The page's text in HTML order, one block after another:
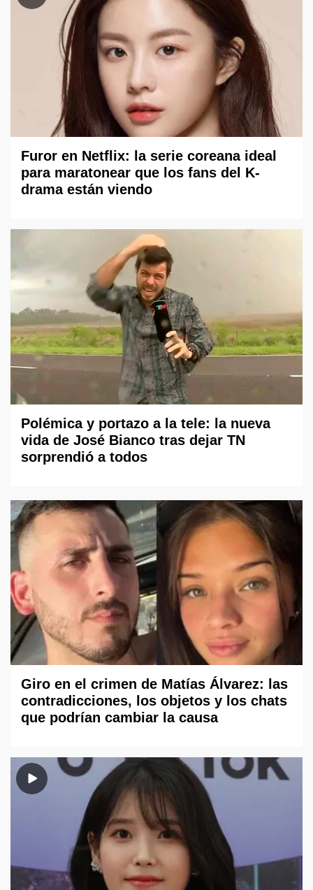
Furor en Netflix: la serie coreana ideal
para maratonear que los fans del K-
drama están viendo
Polémica y portazo a la tele: la nueva
vida de José Bianco tras dejar TN
sorprendió a todos
Giro en el crimen de Matías Álvarez: las
contradicciones, los objetos y los chats
que podrían cambiar la causa